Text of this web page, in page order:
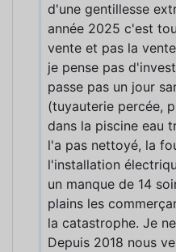
d'une gentillesse
année 2025 c'est
vente et pas la
je pense pas
passe pas un jour
(tuyauterie percée,
dans la piscine eau
l'a pas nettoyé, la
l'installation
un manque de 14
plains les
la catastrophe. Je
Depuis 2018 nous